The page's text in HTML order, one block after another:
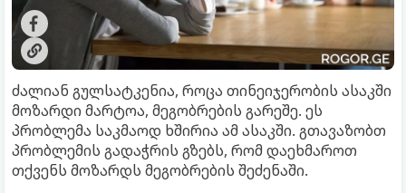
ძალიან გულსატკენია, როცა თინეიჯერობის ასაკში
მოზარდი მარტოა, მეგობრების გარეშე. ეს
პრობლემა საკმაოდ ხშირია ამ ასაკში. გთავაზობთ
პრობლემის გადაჭრის გზებს, რომ დაეხმაროთ
თქვენს მოზარდს მეგობრების შეძენაში.